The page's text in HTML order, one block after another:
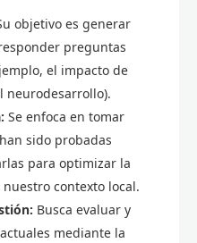
objetivo es generar
preguntas
el impacto de
neurodesarrollo).
Se enfoca en tomar
sido probadas
para optimizar la
contexto local.
Busca evaluar y
mediante la